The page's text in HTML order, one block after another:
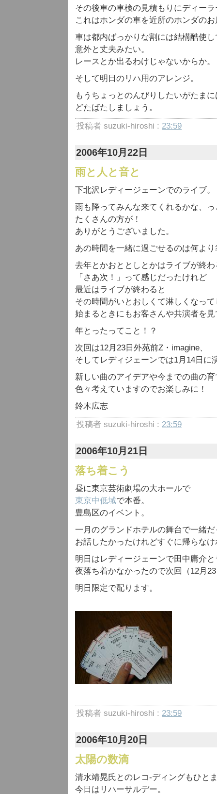
その後車の車検の見積もりにディー
これはホンダの車を近所のホンダの
車は都内ばっかりな割には結構酷使
意外と丈夫みたい。
レースとか出るわけじゃないからか。
そして明日のリハ用のアレンジ。
もうちょっとのんびりしたいがたま
どたばたしましょう。
投稿者 suzuki-hiroshi : 23:59
2006年10月22日
雨と人と音と
下北沢レディージェーンでのライブ。
雨も降ってみんな来てくれるかな、
たくさんの方が！
ありがとうございました。
あの時間を一緒に過ごせるのは何よ
去年とかおととしとかはライブが終わ
「さあ次！」って感じだったけれど
最近はライブが終わると
その時間がいとおしくて淋しくなっ
始まるときにもお客さんや共演者を
年とったってこと！？
次回は12月23日外苑前Z・imagine、
そしてレディジェーンでは1月14日に
新しい曲のアイデアや今までの曲の
色々考えていますのでお楽しみに！
鈴木広志
投稿者 suzuki-hiroshi : 23:59
2006年10月21日
落ち着こう
昼に東京芸術劇場の大ホールで
東京中低域で本番。
豊島区のイベント。
一月のグランドホテルの舞台で一緒
お話したかったけれどすぐに帰らな
明日はレディージェーンで田中庸介
夜落ち着かなかったので次回（12月
明日限定で配ります。
投稿者 suzuki-hiroshi : 23:59
2006年10月20日
太陽の数滴
清水靖晃氏とのレコ-ディングもひと
今日はリハーサルデー。